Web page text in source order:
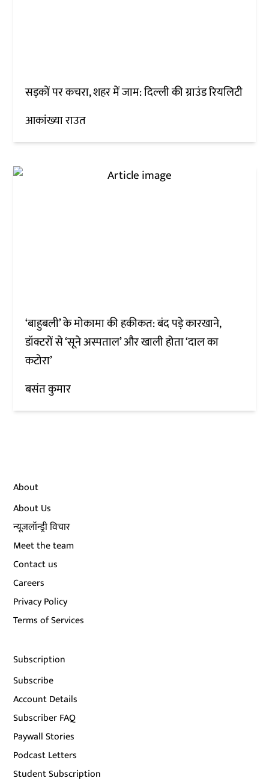
सड़कों पर कचरा, शहर में जाम: दिल्ली की ग्राउंड रियलिटी
आकांख्या राउत
‘बाहुबली’ के मोकामा की हकीकत: बंद पड़े कारखाने,
डॉक्टरों से ‘सूने अस्पताल’ और खाली होता ‘दाल का
कटोरा’
बसंत कुमार
About
About Us
न्यूज़लॉन्ड्री विचार
Meet the team
Contact us
Careers
Privacy Policy
Terms of Services
Subscription
Subscribe
Account Details
Subscriber FAQ
Paywall Stories
Podcast Letters
Student Subscription